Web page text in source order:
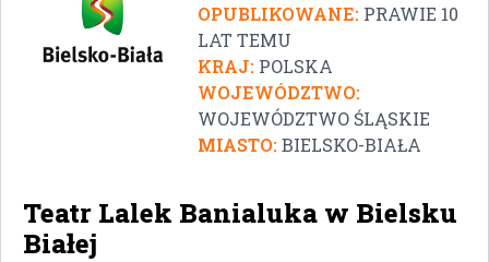
OPUBLIKOWANE: PRAWIE 10
LAT TEMU
KRAJ: POLSKA
WOJEWÓDZTWO:
WOJEWÓDZTWO ŚLĄSKIE
MIASTO:BIELSKO-BIAŁA
Teatr Lalek Banialuka w Bielsku
Białej